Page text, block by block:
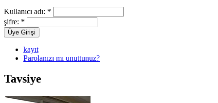
Kullanıcı adı: *
şifre: *
kayıt
Parolanızı mı unuttunuz?
Tavsiye